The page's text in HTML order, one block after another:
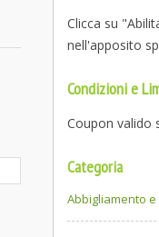
Clicca su
nell'apposito
Condizioni e
Coupon valido
Categoria
Abbigliamento